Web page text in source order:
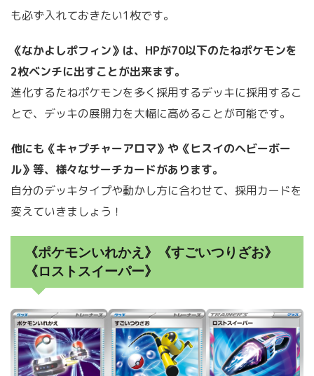
も必ず入れておきたい1枚です。
《なかよしポフィン》は、HPが70以下のたねポケモンを
2枚ベンチに出すことが出来ます。
進化するたねポケモンを多く採用するデッキに採用するこ
とで、デッキの展開力を大幅に高めることが可能です。
他にも《キャプチャーアロマ》や《ヒスイのヘビーボー
ル》等、様々なサーチカードがあります。
自分のデッキタイプや動かし方に合わせて、採用カードを
変えていきましょう！
《ポケモンいれかえ》《すごいつりざお》
《ロストスイーパー》